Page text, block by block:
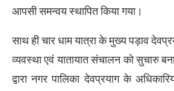
आपसी समन्वय स्थापित किया गया।
साथ ही चार धाम यात्रा के मुख्य पड़ाव
व्यवस्था एवं यातायात संचालन को सुचारु
द्वारा नगर पालिका देवप्रयाग के